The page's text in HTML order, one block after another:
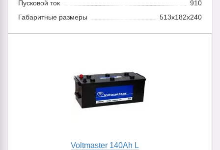
Пусковой ток
910
Габаритные размеры
513x182x240
Voltmaster 140Ah L